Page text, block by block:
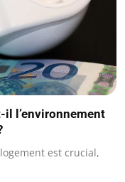
l’environnement
est crucial,